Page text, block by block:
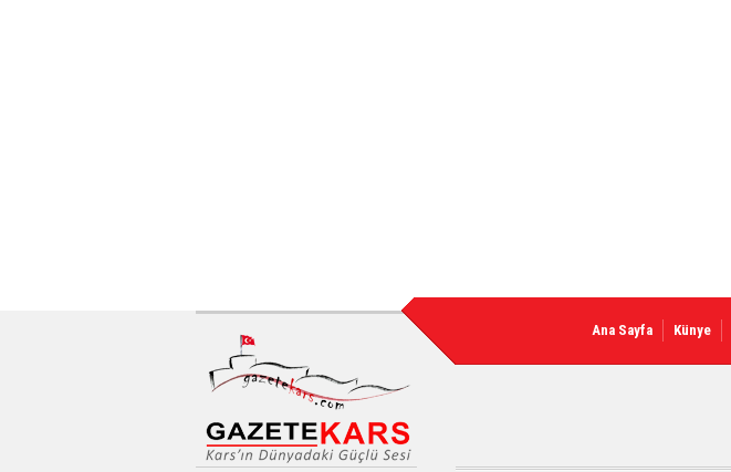
Ana Sayfa Künye